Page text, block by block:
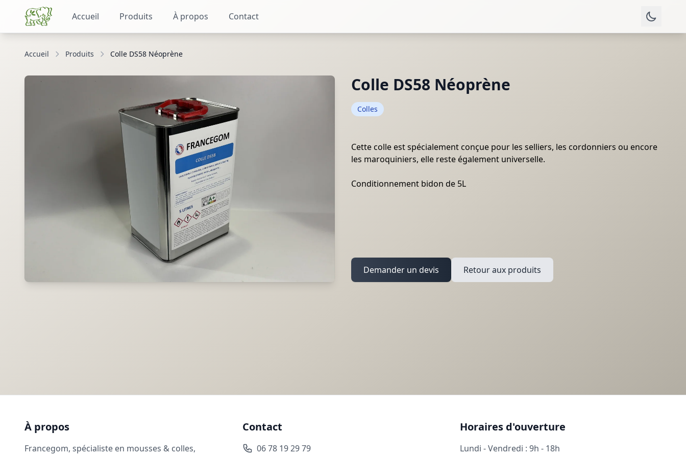
Accueil Produits À propos Contact
Accueil Produits Colle DS58 Néoprène
Colle DS58 Néoprène
Colles
Cette colle est spécialement conçue pour les selliers, les cordonniers ou encore
les maroquiniers, elle reste également universelle.
Conditionnement bidon de 5L
Demander un devis Retour aux produits
À propos
Francegom, spécialiste en mousses & colles,
Contact
06 78 19 29 79
Horaires d'ouverture
Lundi - Vendredi : 9h - 18h